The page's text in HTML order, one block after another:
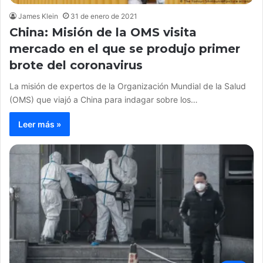
James Klein 31 de enero de 2021
China: Misión de la OMS visita
mercado en el que se produjo primer
brote del coronavirus
La misión de expertos de la Organización Mundial de la Salud
(OMS) que viajó a China para indagar sobre los…
Leer más »